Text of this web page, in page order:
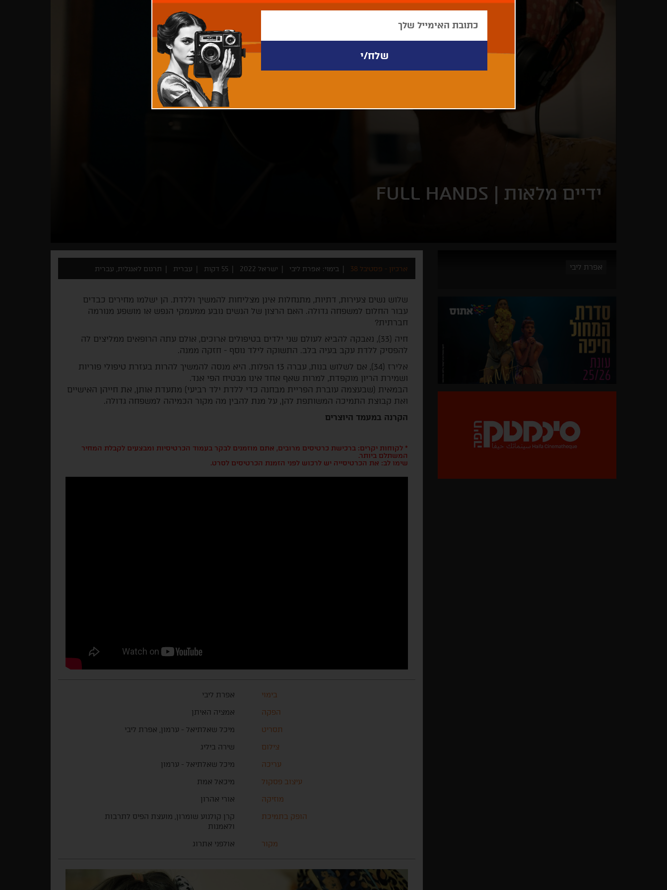
ידיים מלאות | FULL HANDS
אפרת ליבי ארכיון - פסטיבל 38 בימוי: אפרת ליבי ישראל 2022 55 דקות עברית תרגום לאנגלית, עברית
שלוש נשים צעירות, דתיות, מתנחלות אינן מצליחות להמשיך וללדת. הן ישלמו מחירים כבדים
עבור החלום למשפחה גדולה. האם הרצון של הנשים נובע ממעמקי הנפש או מושפע מנורמה
חברתית?
חיה (33), נאבקה להביא לעולם שני ילדים בטיפולים ארוכים, אולם עתה הרופאים ממליצים לה
להפסיק ללדת עקב בעיה בלב. התשוקה לילד נוסף - חזקה ממנה.
אלירז (34), אם לשלוש בנות, עברה 13 הפלות. היא מנסה להמשיך להרות בעזרת טיפולי פוריות
ושמירת הריון מוקפדת, למרות שאף אחד אינו מבטיח הפי אנד.
הבמאית (שבעצמה עוברת הפריית מבחנה כדי ללדת ילד רביעי) מתעדת אותן, את חייהן האישיים
ואת קבוצת התמיכה המשותפת להן, על מנת להבין מה מקור הכמיהה למשפחה גדולה.
הקרנה במעמד היוצרים
* לקוחות יקרים: ברכישת כרטיסים מרובים, אתם מוזמנים לבקר בעמוד הכרטיסיות ומבצעים לקבלת המחיר
המשתלם ביותר.
שימו לב: את הכרטיסייה יש לרכוש לפני הזמנת הכרטיסים לסרט.
בימוי
אפרת ליבי
הפקה
אמציה האיתן
תסריט
מיכל שאלתיאל - ערמון, אפרת ליבי
צילום
שירה ביליג
עריכה
מיכל שאלתיאל - ערמון
עיצוב פסקול
מיכאל אמת
מוזיקה
אורי אהרון
הופק בתמיכת
קרן קולנוע שומרון, מועצת הפיס לתרבות
ולאמנות
מקור
אולפני אתרוג